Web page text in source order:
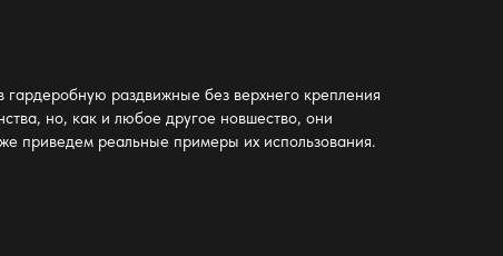
гардеробную раздвижные без верхнего крепления
но, как и любое другое новшество, они
приведем реальные примеры их использования.